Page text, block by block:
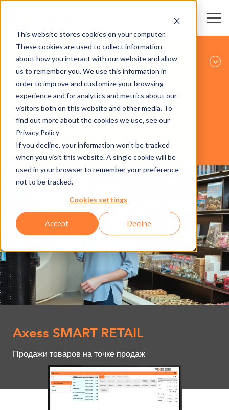
This website stores cookies on your computer.
These cookies are used to collect information
about how you interact with our website and allow
us to remember you. We use this information in
order to improve and customize your browsing
experience and for analytics and metrics about our
visitors both on this website and other media. To
find out more about the cookies we use, see our
Privacy Policy
If you decline, your information won’t be tracked
when you visit this website. A single cookie will be
used in your browser to remember your preference
not to be tracked.
Cookies settings
Accept Decline
AXESS SMART RETAIL
ПРОГРАММНОЕ ОБЕСПЕЧЕНИЕ
ЯРМАРКИ И КОНГРЕССНО-ВЫСТАВОЧНЫЕ
ЦЕНТРЫ
Axess SMART RETAIL
Продажи товаров на точке продаж